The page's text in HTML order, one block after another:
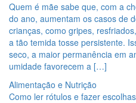
Quem é mãe sabe que, com a
do ano, aumentam os casos de
crianças, como gripes,
a tão temida tosse persistente.
seco, a maior permanência em
umidade favorecem a […]
Alimentação e Nutrição
Como ler rótulos e fazer